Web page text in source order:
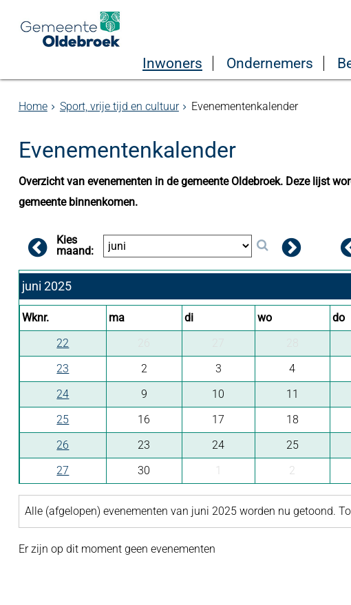
Inwoners Ondernemers
Home Sport, vrije tijd en cultuur Evenementenkalender
Evenementenkalender
Overzicht van evenementen in de gemeente Oldebroek. Deze lijst
gemeente binnenkomen.
Kies
maand:
juni 2025
Wknr. ma di wo do
22
23
2 3 4
24
9 10 11
25
16 17 18
26
23 24 25
27
30 1 2
Alle (afgelopen) evenementen van juni 2025 worden nu getoond.
Er zijn op dit moment geen evenementen